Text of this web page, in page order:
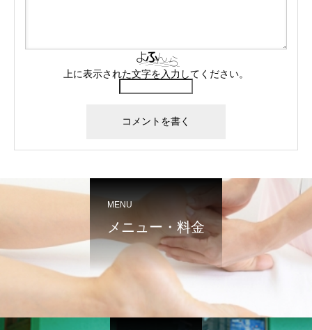
上に表示された文字を入力してください。
MENU
メニュー・料金